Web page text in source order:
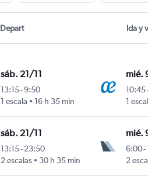
Depart Ida y
sáb. 21/11
13:15-9:50
1 escala
16 h 35 min
mié.
10:45
1
sáb. 21/11
13:15-23:50
2 escalas
30 h 35 min
mié.
6:00-
2